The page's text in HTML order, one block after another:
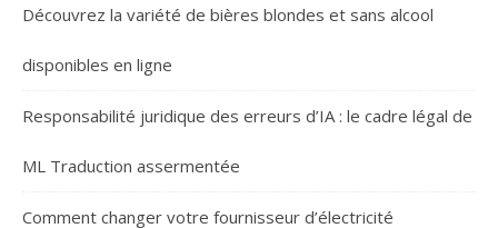
Découvrez la variété de bières blondes et sans alcool
disponibles en ligne
Responsabilité juridique des erreurs d’IA : le cadre légal de
ML Traduction assermentée
Comment changer votre fournisseur d’électricité